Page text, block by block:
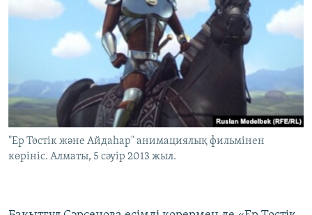
"Ер Төстік және Айдаһар" анимациялық фильмінен
көрініс. Алматы, 5 сәуір 2013 жыл.